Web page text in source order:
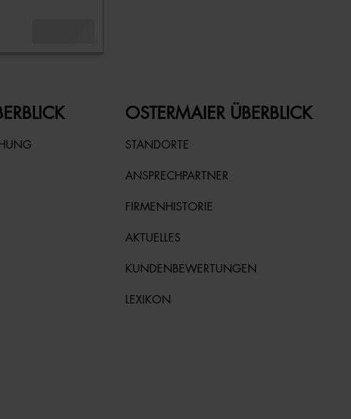
OSTERMAIER ÜBERBLICK
STANDORTE
ANSPRECHPARTNER
FIRMENHISTORIE
AKTUELLES
KUNDENBEWERTUNGEN
LEXIKON